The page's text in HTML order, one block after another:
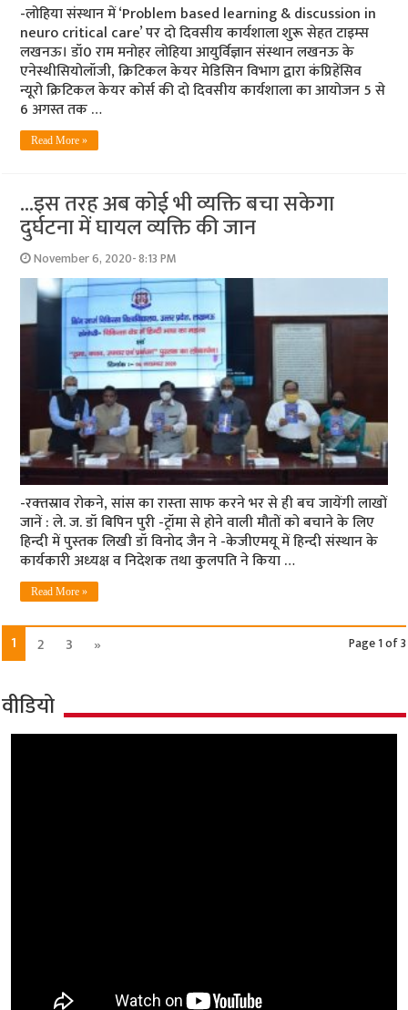
-लोहिया संस्‍थान में ‘Problem based learning & discussion in
neuro critical care’ पर दो दिवसीय कार्यशाला शुरू सेहत टाइम्‍स
लखनऊ। डॉ0 राम मनोहर लोहिया आयुर्विज्ञान संस्थान लखनऊ के
एनेस्थीसियोलॉजी, क्रिटिकल केयर मेडिसिन विभाग द्वारा कंप्रिहेंसिव
न्यूरो क्रिटिकल केयर कोर्स की दो दिवसीय कार्यशाला का आयोजन 5 से
6 अगस्त तक …
Read More »
…इस तरह अब कोई भी व्‍यक्ति बचा सकेगा
दुर्घटना में घायल व्‍यक्ति की जान
November 6, 2020- 8:13 PM
-रक्‍तस्राव रोकने, सांस का रास्‍ता साफ करने भर से ही बच जायेंगी लाखों
जानें : ले. ज. डॉ बिपिन पुरी -ट्रॉमा से होने वाली मौतों को बचाने के लिए
हिन्‍दी में पुस्‍तक लिखी डॉ विनोद जैन ने -केजीएमयू में हिन्‍दी संस्‍थान के
कार्यकारी अध्‍यक्ष व निदेशक तथा कुलपति ने किया …
Read More »
Page 1 of 3
1 2 3 »
वीडियो